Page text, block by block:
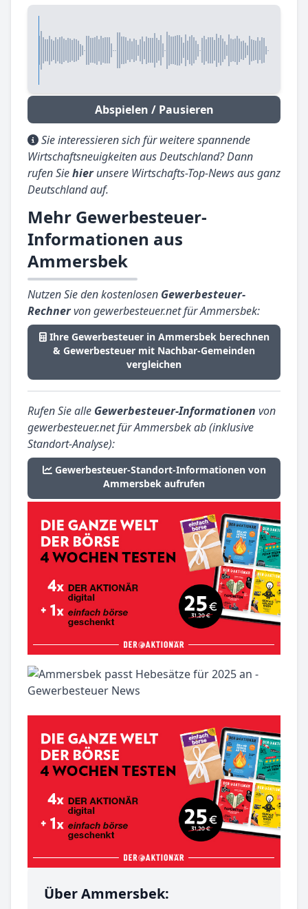
Abspielen / Pausieren
Sie interessieren sich für weitere spannende
Wirtschaftsneuigkeiten aus Deutschland? Dann
rufen Siehierunsere Wirtschafts-Top-News aus ganz
Deutschland auf.
Mehr Gewerbesteuer-
Informationen aus
Ammersbek
Nutzen Sie den kostenlosen Gewerbesteuer-
Rechnervon gewerbesteuer.net für Ammersbek:
Ihre Gewerbesteuer in Ammersbek berechnen
& Gewerbesteuer mit Nachbar-Gemeinden
vergleichen
Rufen Sie alle Gewerbesteuer-Informationen von
gewerbesteuer.net für Ammersbek ab (inklusive
Standort-Analyse):
Gewerbesteuer-Standort-Informationen von
Ammersbek aufrufen
Über Ammersbek: